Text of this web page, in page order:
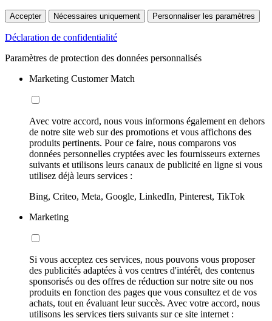
Accepter Nécessaires uniquement Personnaliser les paramètres
Déclaration de confidentialité
Paramètres de protection des données personnalisés
Marketing Customer Match
Avec votre accord, nous vous informons également en dehors
de notre site web sur des promotions et vous affichons des
produits pertinents. Pour ce faire, nous comparons vos
données personnelles cryptées avec les fournisseurs externes
suivants et utilisons leurs canaux de publicité en ligne si vous
utilisez déjà leurs services :
Bing, Criteo, Meta, Google, LinkedIn, Pinterest, TikTok
Marketing
Si vous acceptez ces services, nous pouvons vous proposer
des publicités adaptées à vos centres d'intérêt, des contenus
sponsorisés ou des offres de réduction sur notre site ou nos
produits en fonction des pages que vous consultez et de vos
achats, tout en évaluant leur succès. Avec votre accord, nous
utilisons les services tiers suivants sur ce site internet :